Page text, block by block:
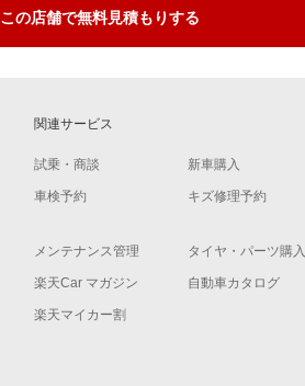
この店舗で無料見積もりする
関連サービス
試乗・商談 新車購入
車検予約 キズ修理予約
メンテナンス管理 タイヤ・パーツ購入
楽天Car マガジン 自動車カタログ
楽天マイカー割